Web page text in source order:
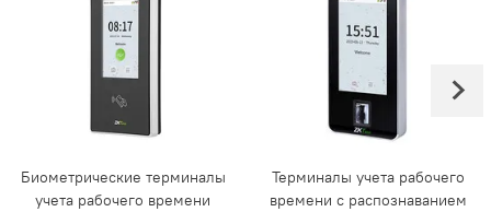
Биометрические терминалы
учета рабочего времени
Терминалы учета рабочего
времени с распознаванием